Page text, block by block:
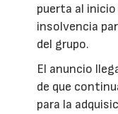
puerta al
insolvencia
del grupo.
El anuncio
de que
para la